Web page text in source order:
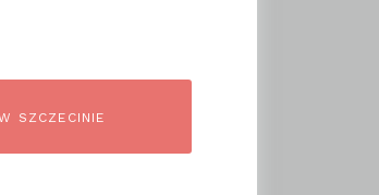
SZCZECINIE